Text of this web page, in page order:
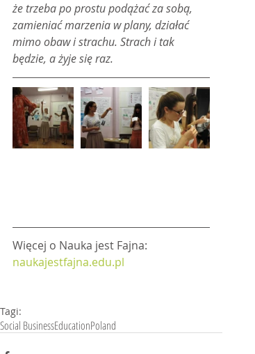
że trzeba po prostu podążać za sobą,
zamieniać marzenia w plany, działać
mimo obaw i strachu. Strach i tak
będzie, a żyje się raz.
Więcej o Nauka jest Fajna:
naukajestfajna.edu.pl
Tagi:
Social BusinessEducationPoland